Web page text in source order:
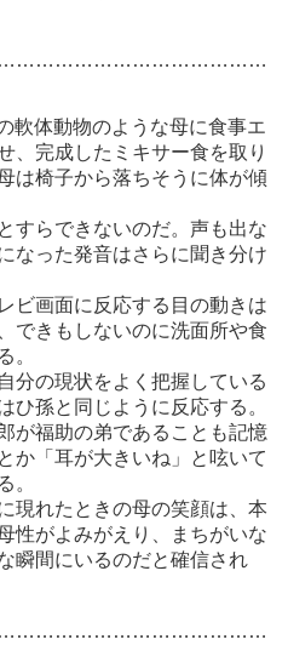
体動物のような母に食事エ
、完成したミキサー食を取り
は椅子から落ちそうに体が傾
すらできないのだ。声も出な
なった発音はさらに聞き分け
ビ画面に反応する目の動きは
できもしないのに洗面所や食
。
分の現状をよく把握している
ひ孫と同じように反応する。
が福助の弟であることも記憶
か「耳が大きいね」と呟いて
。
現れたときの母の笑顔は、本
性がよみがえり、まちがいな
瞬間にいるのだと確信され